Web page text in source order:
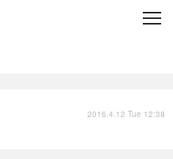
C
2016.4.12 Tue 12:38